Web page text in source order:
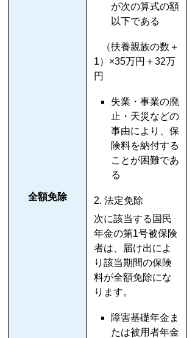
全額免除
が次の算式の額
以下である
（扶養親族の数＋
1）×35万円＋32万
円
失業・事業の廃
止・天災などの
事由により、保
険料を納付する
ことが困難であ
る
2. 法定免除
次に該当する国民
年金の第1号被保険
者は、届け出によ
り該当期間の保険
料が全額免除にな
ります。
障害基礎年金ま
たは被用者年金